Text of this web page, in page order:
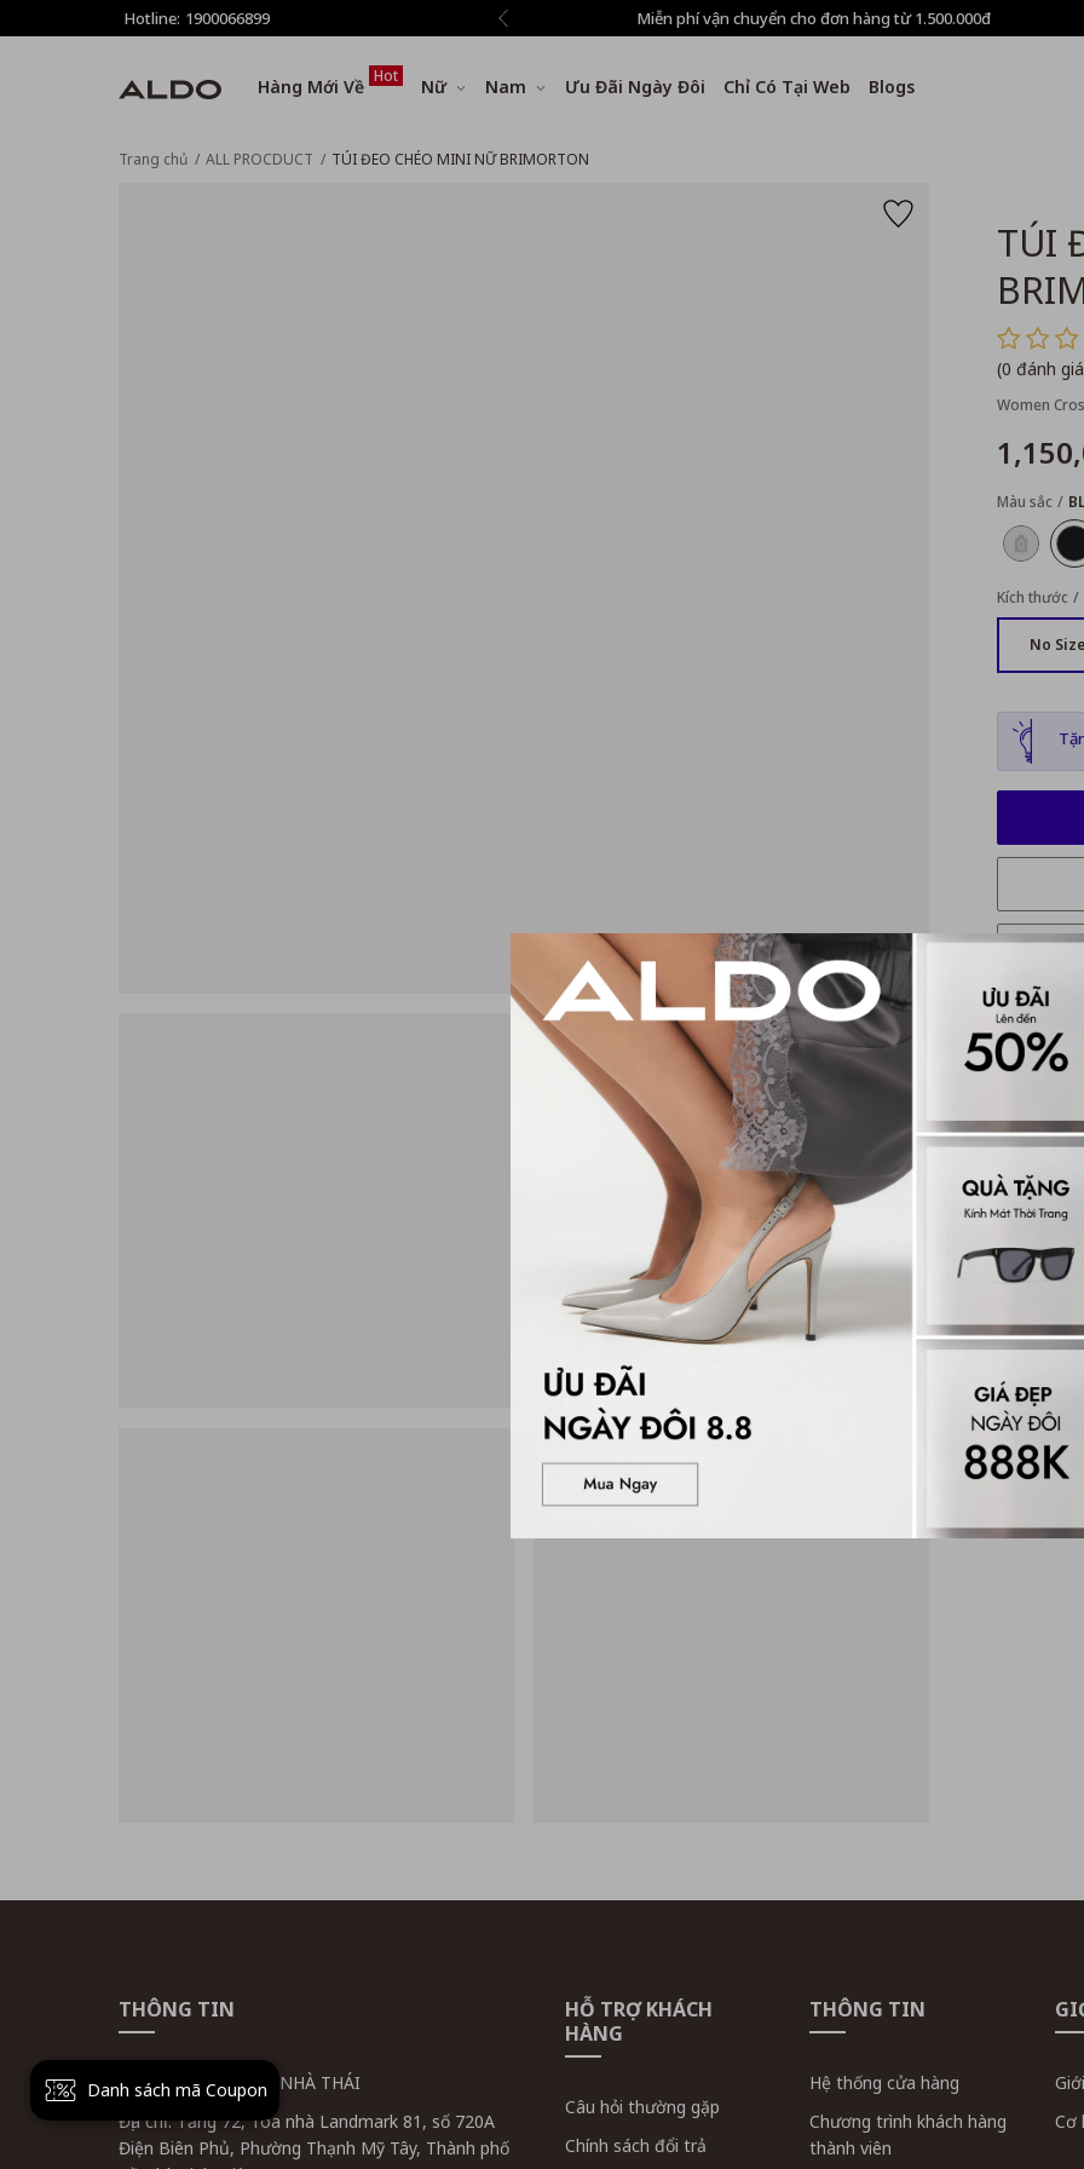
Hotline: 1900066899
phí vận chuyển cho đơn hàng từ 1.500.000đ Miễn phí vận chuyển cho đơn hàng từ 1.500.000đ
Hàng Mới Về Hot Nữ Nam Ưu Đãi Ngày Đôi Chỉ Có Tại Web Blogs
Trang chủ ALL PROCDUCT TÚI ĐEO CHÉO MINI NỮ BRIMORTON
TÚI
(0 đánh
Women
Màu sắc
Kích thước
No
Mô tả
Đánh
Danh sách mã Coupon
THÔNG TIN
CÔNG TY CỔ PHẦN NHÀ THÁI
Địa chỉ: Tầng 72, Tòa nhà Landmark 81, số 720A
Điện Biên Phủ, Phường Thạnh Mỹ Tây, Thành phố
HỖ TRỢ KHÁCH
HÀNG
Câu hỏi thường gặp
Chính sách đổi trả
THÔNG TIN
Hệ thống cửa hàng
Chương trình khách hàng
thành viên
Cơ